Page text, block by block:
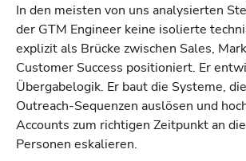
In den meisten von uns analysierten
der GTM Engineer keine isolierte
explizit als Brücke zwischen Sales,
Customer Success positioniert. Er
Übergabelogik. Er baut die Systeme,
Outreach-Sequenzen auslösen und
Accounts zum richtigen Zeitpunkt an
Personen eskalieren.